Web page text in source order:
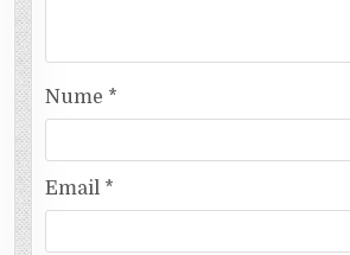
Nume *
Email *